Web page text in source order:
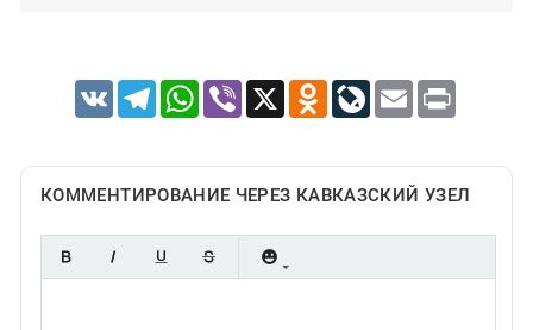
VK TelegramWhatsApp
Viber X Odnoklassniki
LiveJournal
Email Print
КОММЕНТИРОВАНИЕ ЧЕРЕЗ КАВКАЗСКИЙ УЗЕЛ